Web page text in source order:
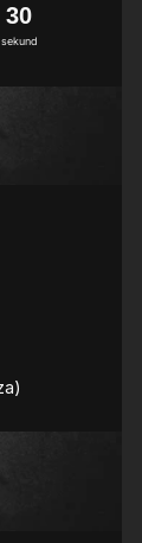
sekund
2
3
9
0